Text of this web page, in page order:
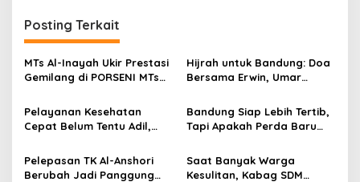
a
s
i
o
Posting Terkait
MTs Al-Inayah Ukir Prestasi
Gemilang di PORSENI MTs
Gelar Juara dan Siap
Berlaga di Tingkat Jawa
Barat
Hijrah untuk Bandung: Doa
Bersama Erwin, Umar
Gaungkan Persaudaraan
Menuju Kota yang Lebih
Berkah
Pelayanan Kesehatan
Cepat Belum Tentu Adil,
Antrean dan Kesenjangan
Digital
Bandung Siap Lebih Tertib,
Tapi Apakah Perda Baru
Persoalan Klasik Kota?
Pelepasan TK Al-Anshori
Berubah Jadi Panggung
Saat Banyak Warga
Kesulitan, Kabag SDM